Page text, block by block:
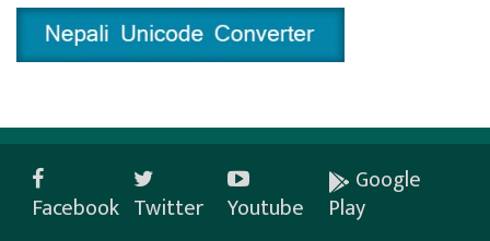
Facebook Twitter Youtube
Google
Play